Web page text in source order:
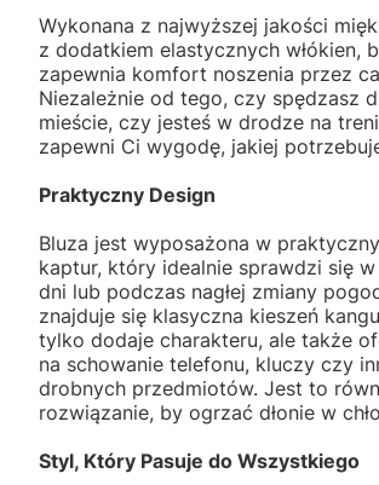
Wykonana z najwyższej jakości
z dodatkiem elastycznych włókien,
zapewnia komfort noszenia przez
Niezależnie od tego, czy spędzasz
mieście, czy jesteś w drodze na
zapewni Ci wygodę, jakiej
Praktyczny Design
Bluza jest wyposażona w
kaptur, który idealnie sprawdzi się w
dni lub podczas nagłej zmiany
znajduje się klasyczna kieszeń
tylko dodaje charakteru, ale także
na schowanie telefonu, kluczy czy
drobnych przedmiotów. Jest to
rozwiązanie, by ogrzać dłonie w
Styl, Który Pasuje do Wszystkiego